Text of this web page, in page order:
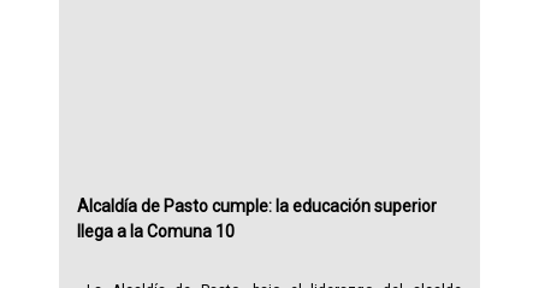
Alcaldía de Pasto cumple: la educación superior
llega a la Comuna 10